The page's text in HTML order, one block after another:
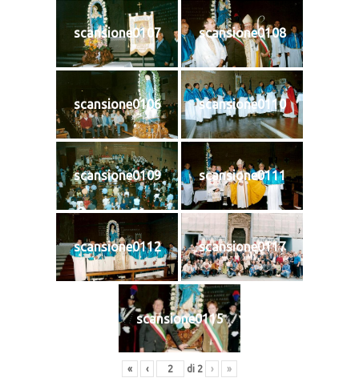
scansione0107 scansione0108
scansione0106 scansione0110
scansione0109 scansione0111
scansione0112 scansione0117
scansione0115
« ‹ di 2 › »